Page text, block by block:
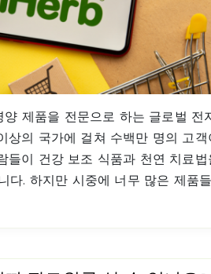
제품을 전문으로 하는 글로벌 전
상의 국가에 걸쳐 수백만 명의 고객
들이 건강 보조 식품과 천연 치료
다. 하지만 시중에 너무 많은 제품